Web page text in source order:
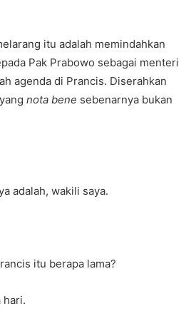
itu adalah memindahkan
Pak Prabowo sebagai menteri
agenda di Prancis. Diserahkan
nota bene sebenarnya bukan
adalah, wakili saya.
itu berapa lama?
hari.